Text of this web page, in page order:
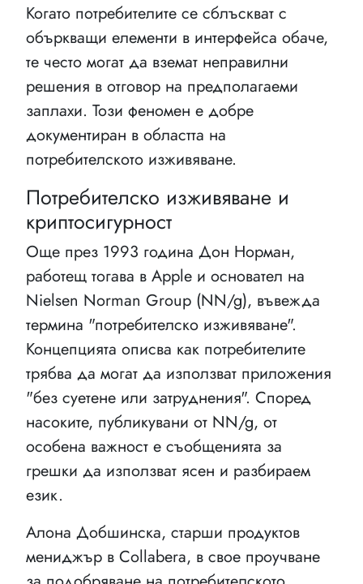
Когато потребителите се сблъскват с
объркващи елементи в интерфейса обаче,
те често могат да вземат неправилни
решения в отговор на предполагаеми
заплахи. Този феномен е добре
документиран в областта на
потребителското изживяване.
Потребителско изживяване и
криптосигурност
Още през 1993 година Дон Норман,
работещ тогава в Apple и основател на
Nielsen Norman Group (NN/g), въвежда
термина "потребителско изживяване".
Концепцията описва как потребителите
трябва да могат да използват приложения
"без суетене или затруднения". Според
насоките, публикувани от NN/g, от
особена важност е съобщенията за
грешки да използват ясен и разбираем
език.
Алона Добшинска, старши продуктов
мениджър в Collabera, в свое проучване